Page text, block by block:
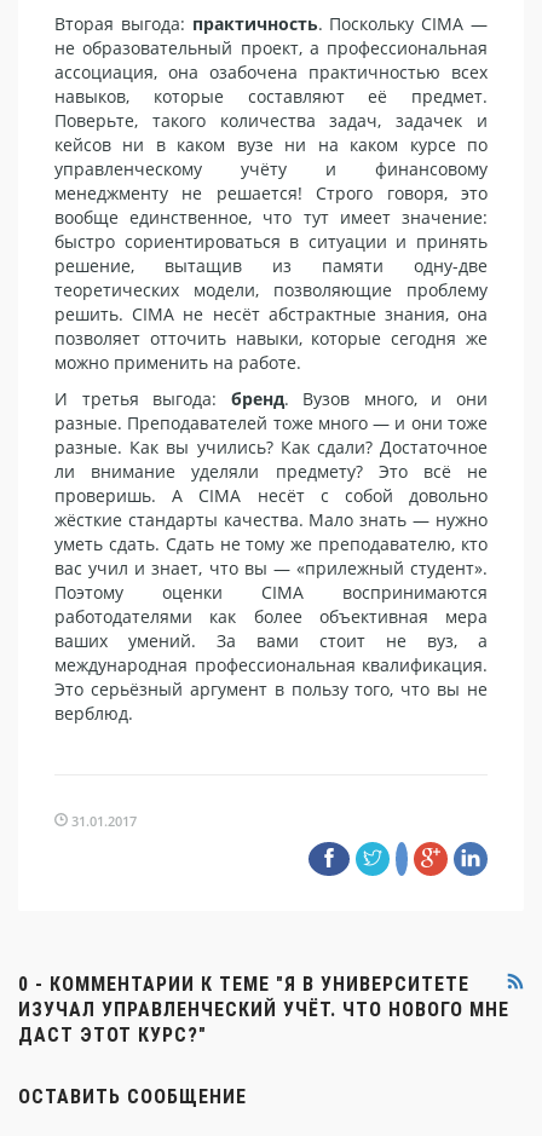
Вторая выгода: практичность. Поскольку CIMA —
не образовательный проект, а профессиональная
ассоциация, она озабочена практичностью всех
навыков, которые составляют её предмет.
Поверьте, такого количества задач, задачек и
кейсов ни в каком вузе ни на каком курсе по
управленческому учёту и финансовому
менеджменту не решается! Строго говоря, это
вообще единственное, что тут имеет значение:
быстро сориентироваться в ситуации и принять
решение, вытащив из памяти одну-две
теоретических модели, позволяющие проблему
решить. CIMA не несёт абстрактные знания, она
позволяет отточить навыки, которые сегодня же
можно применить на работе.
И третья выгода: бренд. Вузов много, и они
разные. Преподавателей тоже много — и они тоже
разные. Как вы учились? Как сдали? Достаточное
ли внимание уделяли предмету? Это всё не
проверишь. А CIMA несёт с собой довольно
жёсткие стандарты качества. Мало знать — нужно
уметь сдать. Сдать не тому же преподавателю, кто
вас учил и знает, что вы — «прилежный студент».
Поэтому оценки CIMA воспринимаются
работодателями как более объективная мера
ваших умений. За вами стоит не вуз, а
международная профессиональная квалификация.
Это серьёзный аргумент в пользу того, что вы не
верблюд.
31.01.2017
0 - КОММЕНТАРИИ К ТЕМЕ "Я В УНИВЕРСИТЕТЕ
ИЗУЧАЛ УПРАВЛЕНЧЕСКИЙ УЧЁТ. ЧТО НОВОГО МНЕ
ДАСТ ЭТОТ КУРС?"
ОСТАВИТЬ СООБЩЕНИЕ